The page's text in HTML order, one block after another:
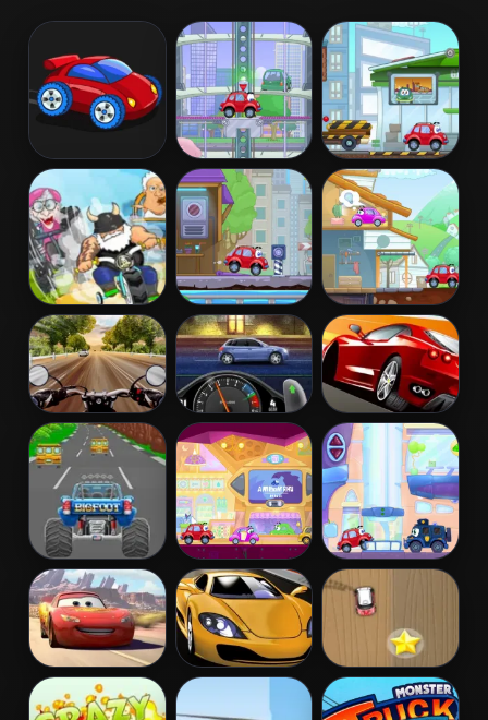
Desktop Racing
2
Wheely 2 Wheely 3
Madmen Racing Wheely 4 -
Time Travel
Wheely 5 -
Armageddon
Highway Rider
Extreme
StreetRace
Fury
Chase Racing
Cars
Turbotastic Wheely 6:
Fairytale
Wheely 7:
Detective
Lightnings Off
Road Training Booster
Mini Race Rush